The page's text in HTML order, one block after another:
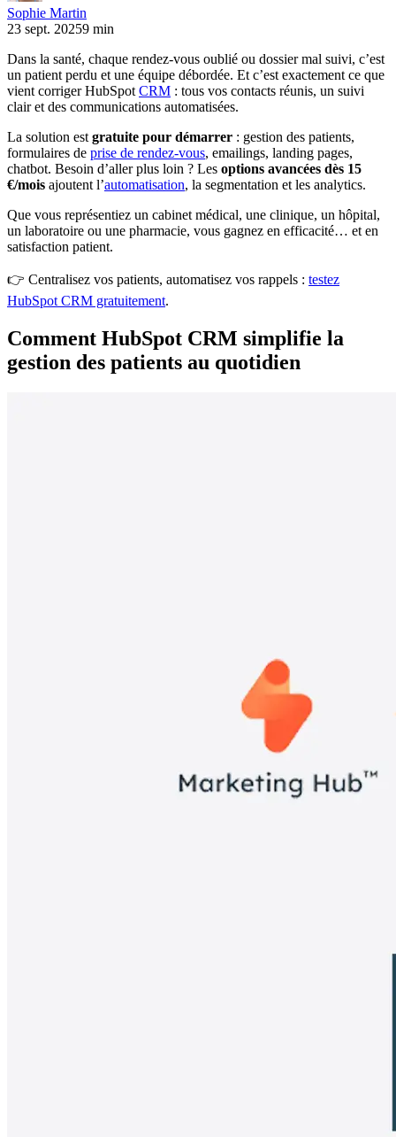
Sophie Martin
23 sept. 20259 min
Dans la santé, chaque rendez-vous oublié ou dossier mal suivi, c’est
un patient perdu et une équipe débordée. Et c’est exactement ce que
vient corriger HubSpot CRM : tous vos contacts réunis, un suivi
clair et des communications automatisées.
La solution est gratuite pour démarrer : gestion des patients,
formulaires de prise de rendez-vous, emailings, landing pages,
chatbot. Besoin d’aller plus loin ? Les options avancées dès 15
€/mois ajoutent l’automatisation, la segmentation et les analytics.
Que vous représentiez un cabinet médical, une clinique, un hôpital,
un laboratoire ou une pharmacie, vous gagnez en efficacité… et en
satisfaction patient.
👉 Centralisez vos patients, automatisez vos rappels : testez
HubSpot CRM gratuitement.
Comment HubSpot CRM simplifie la
gestion des patients au quotidien